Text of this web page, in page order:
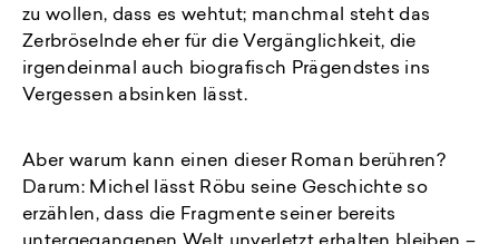
zu wollen, dass es wehtut; manchmal steht das
Zerbröselnde eher für die Vergänglichkeit, die
irgendeinmal auch biografisch Prägendstes ins
Vergessen absinken lässt.
Aber warum kann einen dieser Roman berühren?
Darum: Michel lässt Röbu seine Geschichte so
erzählen, dass die Fragmente seiner bereits